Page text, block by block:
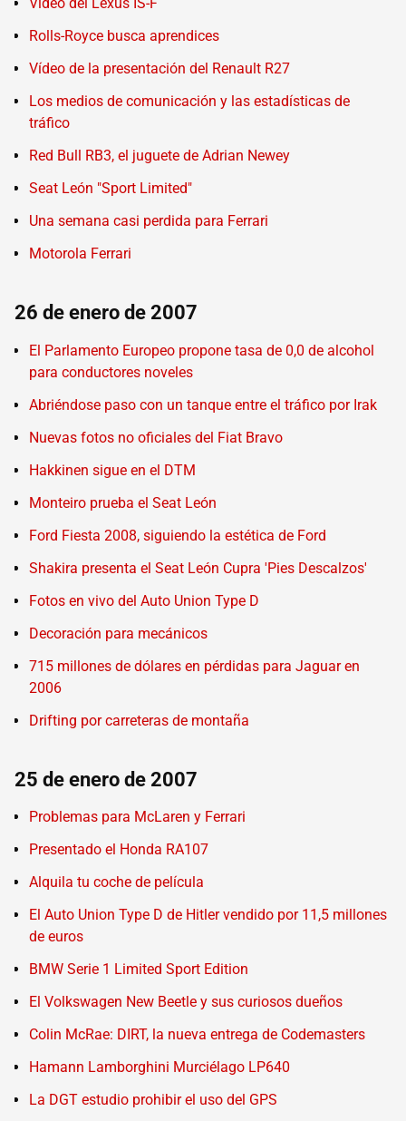
Rolls-Royce busca aprendices
Vídeo de la presentación del Renault R27
Los medios de comunicación y las estadísticas de
tráfico
Red Bull RB3, el juguete de Adrian Newey
Seat León "Sport Limited"
Una semana casi perdida para Ferrari
Motorola Ferrari
26 de enero de 2007
El Parlamento Europeo propone tasa de 0,0 de alcohol
para conductores noveles
Abriéndose paso con un tanque entre el tráfico por Irak
Nuevas fotos no oficiales del Fiat Bravo
Hakkinen sigue en el DTM
Monteiro prueba el Seat León
Ford Fiesta 2008, siguiendo la estética de Ford
Shakira presenta el Seat León Cupra 'Pies Descalzos'
Fotos en vivo del Auto Union Type D
Decoración para mecánicos
715 millones de dólares en pérdidas para Jaguar en
2006
Drifting por carreteras de montaña
25 de enero de 2007
Problemas para McLaren y Ferrari
Presentado el Honda RA107
Alquila tu coche de película
El Auto Union Type D de Hitler vendido por 11,5 millones
de euros
BMW Serie 1 Limited Sport Edition
El Volkswagen New Beetle y sus curiosos dueños
Colin McRae: DIRT, la nueva entrega de Codemasters
Hamann Lamborghini Murciélago LP640
La DGT estudio prohibir el uso del GPS